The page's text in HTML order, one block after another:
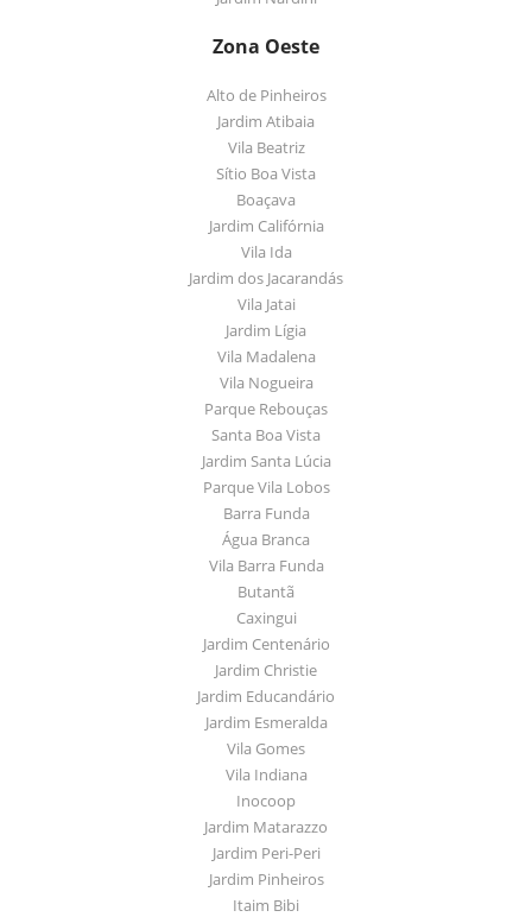
Zona Oeste
Alto de Pinheiros
Jardim Atibaia
Vila Beatriz
Sítio Boa Vista
Boaçava
Jardim Califórnia
Vila Ida
Jardim dos Jacarandás
Vila Jatai
Jardim Lígia
Vila Madalena
Vila Nogueira
Parque Rebouças
Santa Boa Vista
Jardim Santa Lúcia
Parque Vila Lobos
Barra Funda
Água Branca
Vila Barra Funda
Butantã
Caxingui
Jardim Centenário
Jardim Christie
Jardim Educandário
Jardim Esmeralda
Vila Gomes
Vila Indiana
Inocoop
Jardim Matarazzo
Jardim Peri-Peri
Jardim Pinheiros
Itaim Bibi